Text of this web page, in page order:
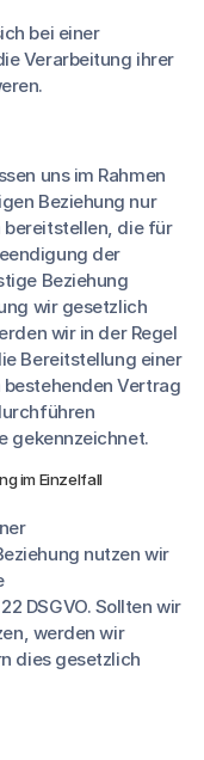
bei einer
Verarbeitung ihrer
uns im Rahmen
Beziehung nur
bereitstellen, die für
der
Beziehung
wir gesetzlich
wir in der Regel
Bereitstellung einer
bestehenden Vertrag
gekennzeichnet.
im Einzelfall
nutzen wir
DSGVO. Sollten wir
werden wir
dies gesetzlich